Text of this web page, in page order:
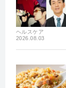
ヘルスケア
2026.08.03